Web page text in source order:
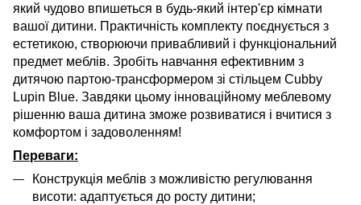
який чудово впишеться в будь-який інтер'єр кімнати
вашої дитини. Практичність комплекту поєднується з
естетикою, створюючи привабливий і функціональний
предмет меблів. Зробіть навчання ефективним з
дитячою партою-трансформером зі стільцем Cubby
Lupin Blue. Завдяки цьому інноваційному меблевому
рішенню ваша дитина зможе розвиватися і вчитися з
комфортом і задоволенням!
Переваги:
Конструкція меблів з можливістю регулювання
висоти: адаптується до росту дитини;